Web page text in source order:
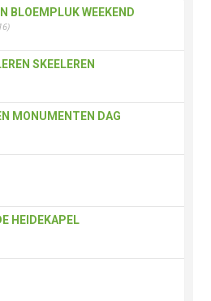
BLOEMPLUK WEEKEND
SKEELEREN
MONUMENTEN DAG
HEIDEKAPEL